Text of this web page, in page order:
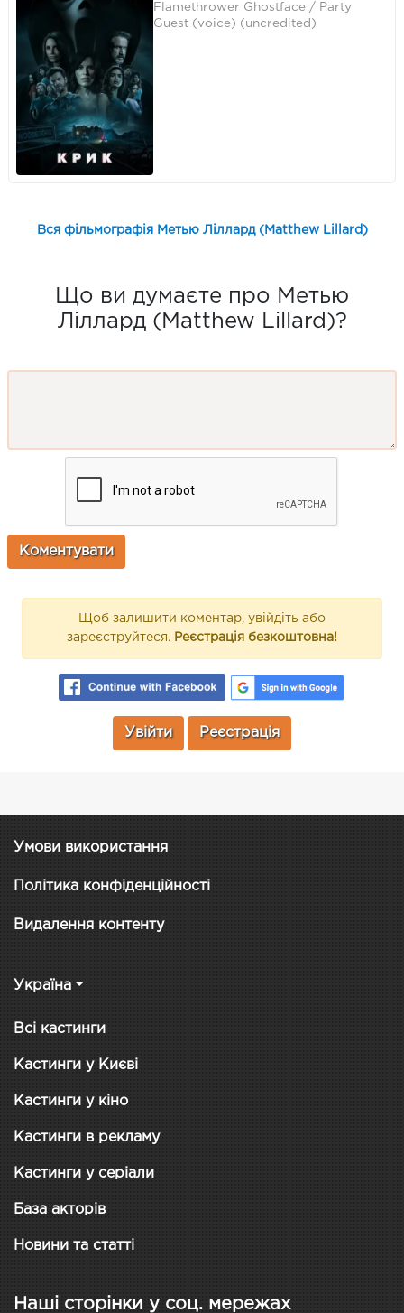
Flamethrower Ghostface / Party
Guest (voice) (uncredited)
Вся фільмографія Метью Ліллард (Matthew Lillard)
Що ви думаєте про Метью
Ліллард (Matthew Lillard)?
Щоб залишити коментар, увійдіть або
зареєструйтеся. Реєстрація безкоштовна!
Увійти Реєстрація
Умови використання
Політика конфіденційності
Видалення контенту
Україна
Всі кастинги
Кастинги у Києві
Кастинги у кіно
Кастинги в рекламу
Кастинги у серіали
База акторів
Новини та статті
Наші сторінки у соц. мережах